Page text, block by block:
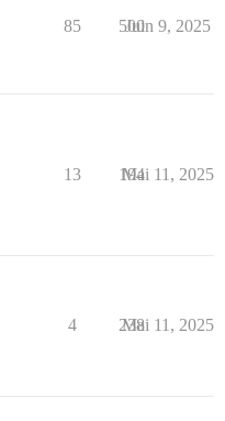
85 500
Juin 9, 2025
13 194
Mai 11, 2025
4 238
Mai 11, 2025